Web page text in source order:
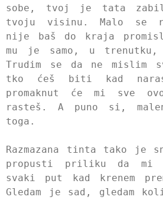
sobe, tvoj je tata
tvoju visinu. Malo se
nije baš do kraja
mu je samo, u
Trudim se da ne mislim
tko ćeš biti kad
promaknut će mi sve
rasteš. A puno si,
toga.
Razmazana tinta tako je
propusti priliku da mi
svaki put kad krenem
Gledam je sad, gledam